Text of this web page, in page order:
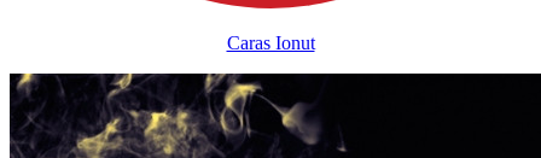
Caras Ionut